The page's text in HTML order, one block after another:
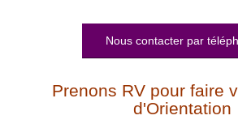
Nous contacter par
Prenons RV pour faire
d'Orientation